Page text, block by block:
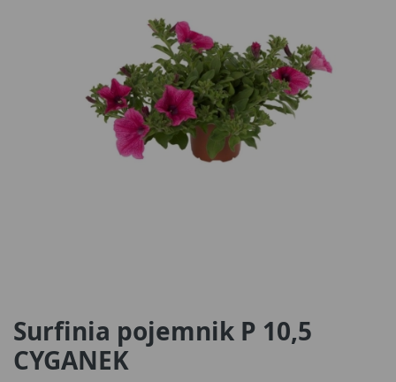
Surfinia pojemnik P 10,5
CYGANEK